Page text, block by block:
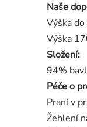
Naše
Výška
Výška
Složení:
94%
Péče o
Praní v
Žehlení